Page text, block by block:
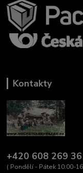
Kontakty
+420 608 269
( Pondělí - Pátek 10:00-